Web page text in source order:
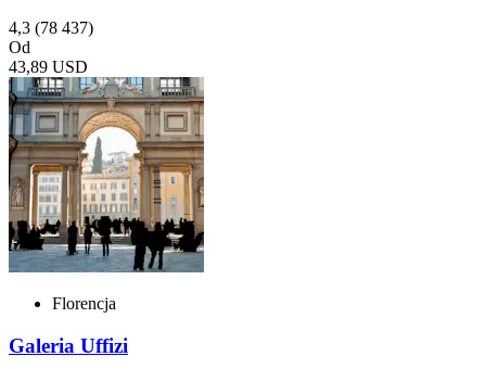
4,3 (78 437)
Od
43,89 USD
Florencja
Galeria Uffizi